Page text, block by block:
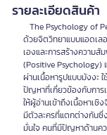
รายละเอียดสินค้า
The Psychology of
ด้วยจิตวิทยาแบบแอดเล
เองและการสร้างความ
(Positive Psychology)
ผ่านเนื้อหารูปแบบมังงะ
ปัญหาที่เกี่ยวข้องกับการ
ให้ผู้อ่านเข้าถึงเนื้อหาเ
มีตัวละครที่แตกต่างกันซึ่
มั่นใจ คนที่มีปัญหาด้านค